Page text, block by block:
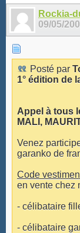
Rockia-
09/05/
Posté par
1° édition de
Appel à tous
MALI,
Venez
garanko de
Code
en vente chez
- célibataire
- célibataire